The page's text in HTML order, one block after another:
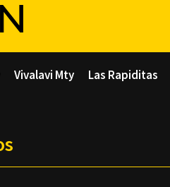
Vivalavi Mty Las Rapiditas